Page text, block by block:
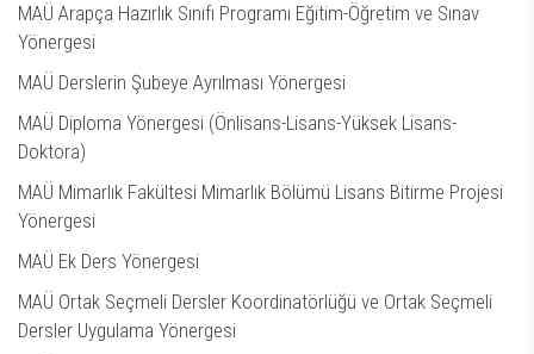
MAÜ Arapça Hazırlık Sınıfı Programı Eğitim-Öğretim ve Sınav
Yönergesi
MAÜ Derslerin Şubeye Ayrılması Yönergesi
MAÜ Diploma Yönergesi (Önlisans-Lisans-Yüksek Lisans-
Doktora)
MAÜ Mimarlık Fakültesi Mimarlık Bölümü Lisans Bitirme Projesi
Yönergesi
MAÜ Ek Ders Yönergesi
MAÜ Ortak Seçmeli Dersler Koordinatörlüğü ve Ortak Seçmeli
Dersler Uygulama Yönergesi